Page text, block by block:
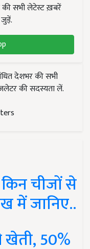
सभी लेटेस्ट ख़बरें
देशभर की सभी
की सदस्यता लें.
चीजों से
में जानिए..
50%